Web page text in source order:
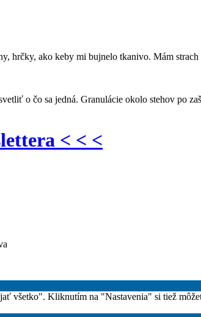
hrčky, ako keby mi bujnelo tkanivo. Mám
o čo sa jedná. Granulácie okolo stehov po
< < <
všetko". Kliknutím na "Nastavenia" si tiež